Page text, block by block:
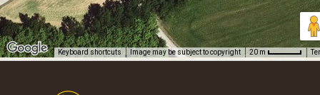
Keyboard shortcuts Image may be subject to copyright 20 m